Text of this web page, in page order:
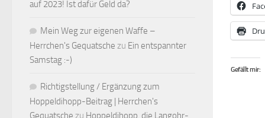
Gefällt mir:
auf 2023! Ist dafür Geld da?
Mein Weg zur eigenen Waffe –
Herrchen's Gequatsche zu Ein entspannter
Samstag :-)
Richtigstellung / Ergänzung zum
Hoppeldihopp-Beitrag | Herrchen's
Gequatsche zu Hoppeldihopp, die Langohr-